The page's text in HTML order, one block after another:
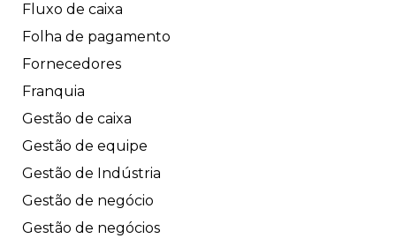
Fluxo de caixa
Folha de pagamento
Fornecedores
Franquia
Gestão de caixa
Gestão de equipe
Gestão de Indústria
Gestão de negócio
Gestão de negócios